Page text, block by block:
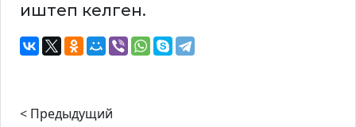
иштеп келген.
< Предыдущий